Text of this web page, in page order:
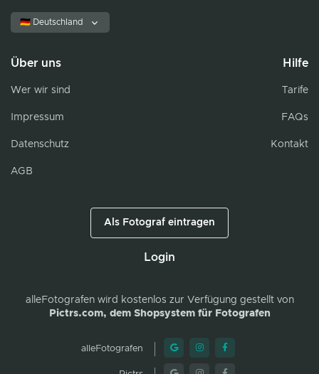
🇩🇪 Deutschland
Über uns
Wer wir sind
Impressum
Datenschutz
AGB
Hilfe
Tarife
FAQs
Kontakt
Als Fotograf eintragen
Login
alleFotografenwird kostenlos zur Verfügung gestellt von
Pictrs.com, dem Shopsystem für Fotografen
alleFotografen